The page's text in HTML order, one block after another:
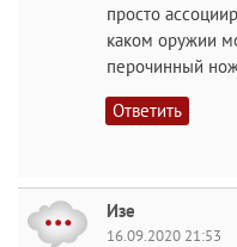
просто
каком оружии
перочинный
Ответить
Изе
16.09.2020 21:53